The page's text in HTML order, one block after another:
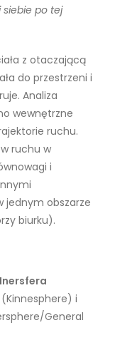
siebie po tej
z otaczającą
do przestrzeni i
Analiza
wewnętrzne
ruchu.
ruchu w
i
jednym obszarze
biurku).
(Kinnesphere) i
General